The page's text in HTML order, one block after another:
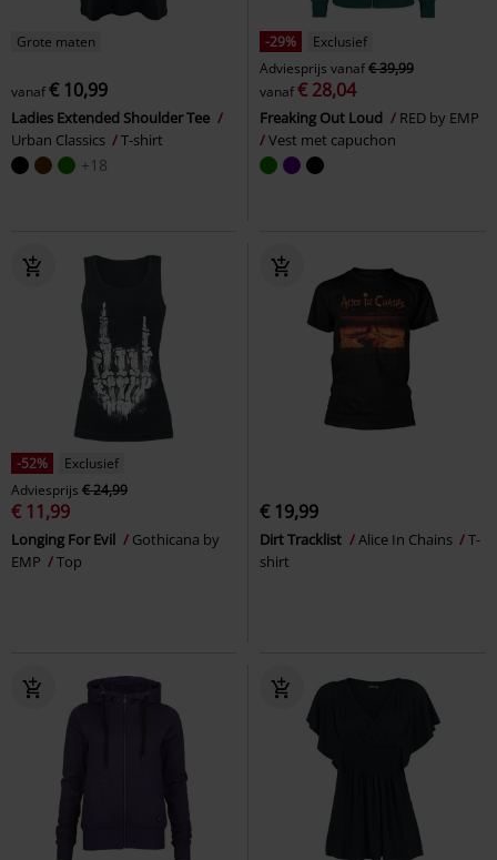
Grote maten
vanaf€ 10,99
Ladies Extended Shoulder Tee
Urban Classics
T-shirt
+18
-29%
Exclusief
Adviesprijs vanaf€ 39,99
vanaf€ 28,04
Freaking Out Loud
RED by EMP
Vest met capuchon
-52%
Exclusief
Adviesprijs € 24,99
€ 11,99
Longing For Evil
Gothicana by
EMP
Top
€ 19,99
Dirt Tracklist Alice In Chains
T-
shirt